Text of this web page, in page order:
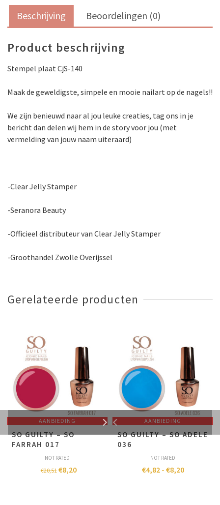
Beschrijving Beoordelingen (0)
Product beschrijving
Stempel plaat CjS-140
Maak de geweldigste, simpele en mooie nailart op de nagels!!
We zijn benieuwd naar al jou leuke creaties, tag ons in je
bericht dan delen wij hem in de story voor jou (met
vermelding van jouw naam uiteraard)
-Clear Jelly Stamper
-Seranora Beauty
-Officieel distributeur van Clear Jelly Stamper
-Groothandel Zwolle Overijssel
Gerelateerde producten
AANBIEDING
SO GUILTY – SO
FARRAH 017
NOT RATED
€20,51 €8,20
AANBIEDING
SO GUILTY – SO ADELE
036
NOT RATED
€4,82 - €8,20